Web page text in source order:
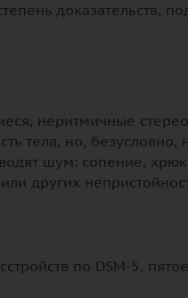
доказательств,
неритмичные
тела, но,
шум: сопение,
других
по DSM-5,